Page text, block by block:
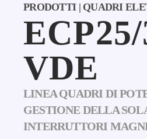
PRODOTTI | QUADRI
VDE
LINEA QUADRI DI
GESTIONE DELLA
INTERRUTTORI